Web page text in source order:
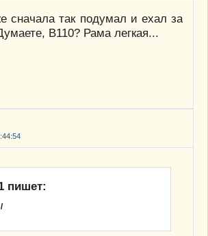
сначала так подумал и ехал за
В110? Рама легкая...
пишет: